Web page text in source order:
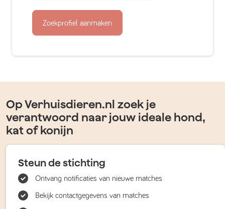
Zoekprofiel aanmaken
Op Verhuisdieren.nl zoek je
verantwoord naar jouw ideale hond,
kat of konijn
Steun de stichting
Ontvang notificaties van nieuwe matches
Bekijk contactgegevens van matches